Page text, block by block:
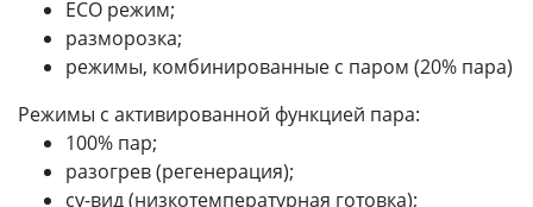
ECO режим;
разморозка;
режимы, комбинированные с паром (20% пара)
Режимы с активированной функцией пара:
100% пар;
разогрев (регенерация);
су-вид (низкотемпературная готовка);